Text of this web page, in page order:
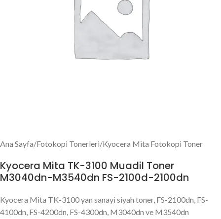
Ana Sayfa/Fotokopi Tonerleri/Kyocera Mita Fotokopi Toner
Kyocera Mita TK-3100 Muadil Toner
M3040dn-M3540dn FS-2100d-2100dn
Kyocera Mita TK-3100 yan sanayi siyah toner, FS-2100dn, FS-
4100dn, FS-4200dn, FS-4300dn, M3040dn ve M3540dn